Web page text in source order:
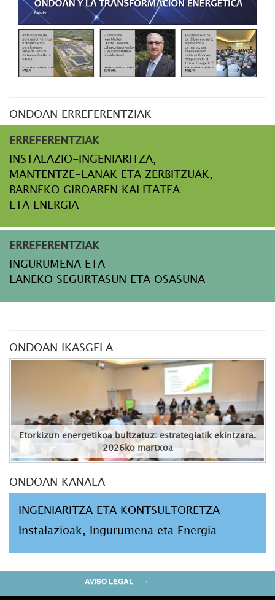
ONDOAN ERREFERENTZIAK
ERREFERENTZIAK
INSTALAZIO-INGENIARITZA,
MANTENTZE-LANAK ETA ZERBITZUAK,
BARNEKO GIROAREN KALITATEA
ETA ENERGIA
ERREFERENTZIAK
INGURUMENA ETA
LANEKO SEGURTASUN ETA OSASUNA
ONDOAN IKASGELA
Etorkizun energetikoa bultzatuz: estrategiatik ekintzara.
2026ko martxoa
ONDOAN KANALA
INGENIARITZA ETA KONTSULTORETZA
Instalazioak, Ingurumena eta Energia
AVISO LEGAL